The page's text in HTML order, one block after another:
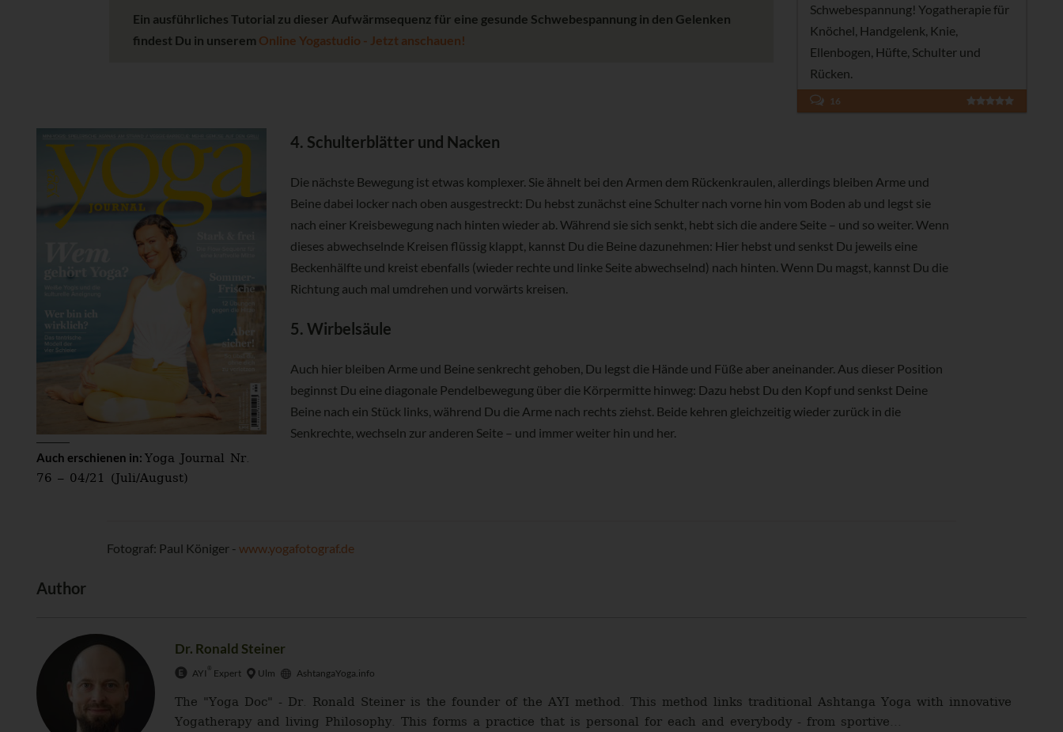
Schwebespannung! Yogatherapie für
Knöchel, Handgelenk, Knie,
Ellenbogen, Hüfte, Schulter und
Rücken.
16
Ein ausführliches Tutorial zu dieser Aufwärmsequenz für eine gesunde Schwebespannung in den Gelenken
findest Du in unserem Online Yogastudio - Jetzt anschauen!
Auch erschienen in: Yoga Journal Nr.
76 – 04/21 (Juli/August)
4. Schulterblätter und Nacken
Die nächste Bewegung ist etwas komplexer. Sie ähnelt bei den Armen dem Rückenkraulen, allerdings bleiben Arme und
Beine dabei locker nach oben ausgestreckt: Du hebst zunächst eine Schulter nach vorne hin vom Boden ab und legst sie
nach einer Kreisbewegung nach hinten wieder ab. Während sie sich senkt, hebt sich die andere Seite – und so weiter. Wenn
dieses abwechselnde Kreisen flüssig klappt, kannst Du die Beine dazunehmen: Hier hebst und senkst Du jeweils eine
Beckenhälfte und kreist ebenfalls (wieder rechte und linke Seite abwechselnd) nach hinten. Wenn Du magst, kannst Du die
Richtung auch mal umdrehen und vorwärts kreisen.
5. Wirbelsäule
Auch hier bleiben Arme und Beine senkrecht gehoben, Du legst die Hände und Füße aber aneinander. Aus dieser Position
beginnst Du eine diagonale Pendelbewegung über die Körpermitte hinweg: Dazu hebst Du den Kopf und senkst Deine
Beine nach ein Stück links, während Du die Arme nach rechts ziehst. Beide kehren gleichzeitig wieder zurück in die
Senkrechte, wechseln zur anderen Seite – und immer weiter hin und her.
Fotograf: Paul Königer -www.yogafotograf.de
Author
Dr. Ronald Steiner
AYI Expert Ulm AshtangaYoga.info
The "Yoga Doc" - Dr. Ronald Steiner is the founder of the AYI method. This method links traditional Ashtanga Yoga with innovative
Yogatherapy and living Philosophy. This forms a practice that is personal for each and everybody - from sportive...